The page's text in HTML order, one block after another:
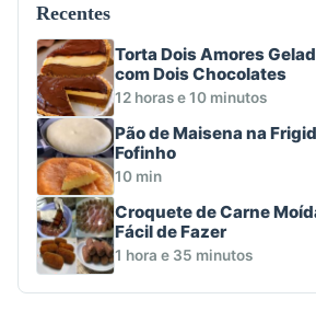
Recentes
Torta Dois Amores
com Dois Chocolates
12 horas e 10 minutos
Pão de Maisena na
Fofinho
10 min
Croquete de Carne
Fácil de Fazer
1 hora e 35 minutos